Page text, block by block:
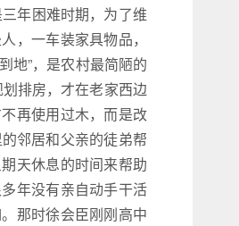
年困难时期，为了维
，一车装家具物品，
地”，是农村最简陋的
排房，才在老家西边
再使用过木，而是改
邻居和父亲的徒弟帮
天休息的时间来帮助
年没有亲自动手干活
那时徐会臣刚刚高中